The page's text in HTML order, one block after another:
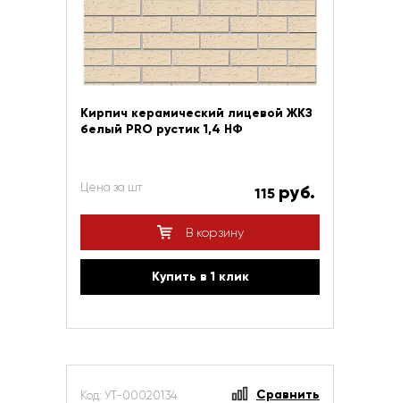
Кирпич керамический лицевой ЖКЗ
белый PRO рустик 1,4 НФ
Цена за шт 115 руб.
В корзину
Купить в 1 клик
Код: УТ-00020134 Сравнить